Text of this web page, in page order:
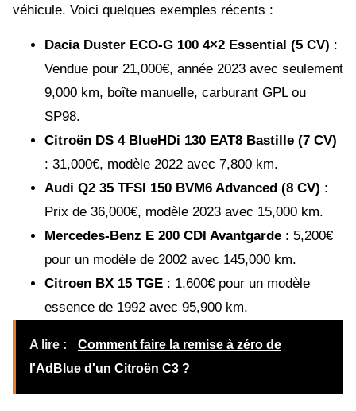
véhicule. Voici quelques exemples récents :
Dacia Duster ECO-G 100 4×2 Essential (5 CV) :
Vendue pour 21,000€, année 2023 avec seulement
9,000 km, boîte manuelle, carburant GPL ou
SP98.
Citroën DS 4 BlueHDi 130 EAT8 Bastille (7 CV)
: 31,000€, modèle 2022 avec 7,800 km.
Audi Q2 35 TFSI 150 BVM6 Advanced (8 CV) :
Prix de 36,000€, modèle 2023 avec 15,000 km.
Mercedes-Benz E 200 CDI Avantgarde : 5,200€
pour un modèle de 2002 avec 145,000 km.
Citroen BX 15 TGE : 1,600€ pour un modèle
essence de 1992 avec 95,900 km.
A lire :
Comment faire la remise à zéro de
l'AdBlue d'un Citroën C3 ?